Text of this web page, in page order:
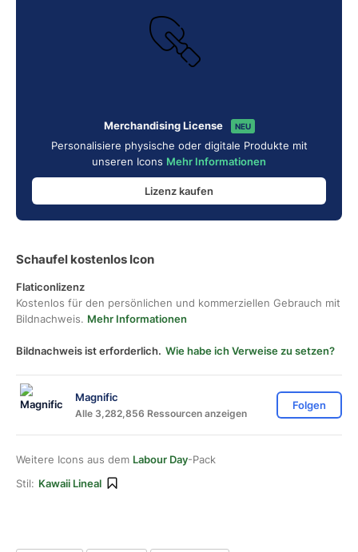
Merchandising License NEU
Personalisiere physische oder digitale Produkte mit
unseren Icons Mehr Informationen
Lizenz kaufen
Schaufel kostenlos Icon
Flaticonlizenz
Kostenlos für den persönlichen und kommerziellen Gebrauch mit
Bildnachweis. Mehr Informationen
Bildnachweis ist erforderlich. Wie habe ich Verweise zu setzen?
Magnific
Alle 3,282,856 Ressourcen anzeigen
Folgen
Weitere Icons aus dem Labour Day-Pack
Stil: Kawaii Lineal